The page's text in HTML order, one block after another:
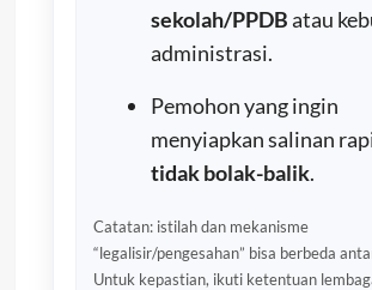
sekolah/PPDBatau
administrasi.
Pemohon yang ingin
menyiapkan salinan
tidak bolak-balik.
Catatan: istilah dan mekanisme
“legalisir/pengesahan” bisa berbeda
Untuk kepastian, ikuti ketentuan